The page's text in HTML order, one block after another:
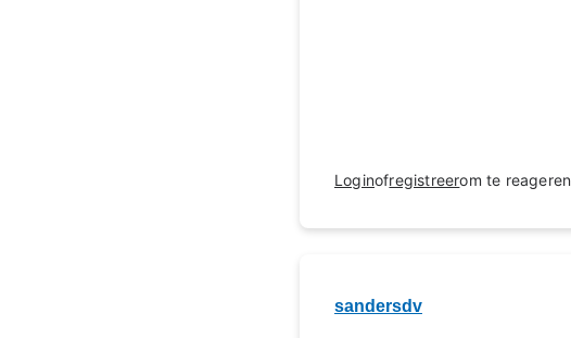
Loginofregistreerom te reageren
sandersdv